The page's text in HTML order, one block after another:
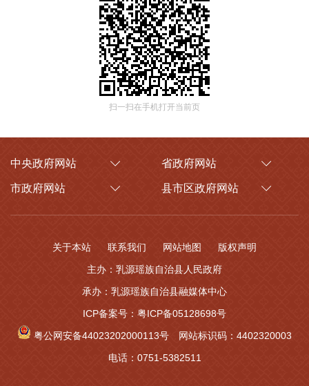
扫一扫在手机打开当前页
中央政府网站 省政府网站
市政府网站 县市区政府网站
关于本站 联系我们 网站地图
版权声明
主办：乳源瑶族自治县人民政府
承办：乳源瑶族自治县融媒体中心
ICP备案号：粤ICP备05128698号
粤公网安备44023202000113号
网站标识码：4402320003
电话：0751-5382511